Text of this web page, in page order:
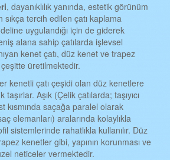
ÇATI
ÇATI
ÇATI
, dayanıklılık yanında, estetik görünüm
tercih edilen çatı kaplama
uygulandığı için de giderek
alana sahip çatılarda işlevsel
kenet çatı, düz kenet ve trapez
üretilmektedir.
kenetli çatı çeşidi olan düz kenetlere
Aşık (Çelik çatılarda; taşıyıcı
kısmında saçağa paralel olarak
elemanları) aralarında kolaylıkla
sistemlerinde rahatlıkla kullanılır. Düz
kenetler gibi, yapının korunması ve
neticeler vermektedir.